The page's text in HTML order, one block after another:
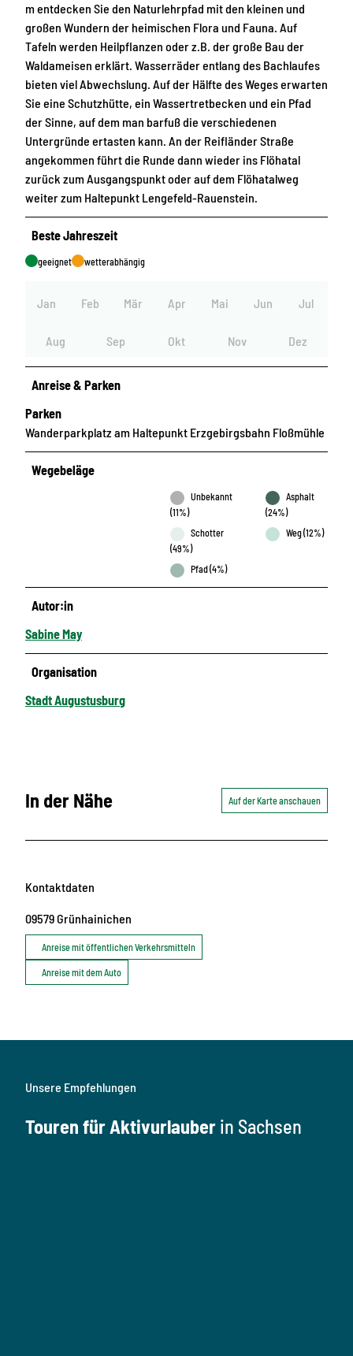
m entdecken Sie den Naturlehrpfad mit den kleinen und
großen Wundern der heimischen Flora und Fauna. Auf
Tafeln werden Heilpflanzen oder z.B. der große Bau der
Waldameisen erklärt. Wasserräder entlang des Bachlaufes
bieten viel Abwechslung. Auf der Hälfte des Weges erwarten
Sie eine Schutzhütte, ein Wassertretbecken und ein Pfad
der Sinne, auf dem man barfuß die verschiedenen
Untergründe ertasten kann. An der Reifländer Straße
angekommen führt die Runde dann wieder ins Flöhatal
zurück zum Ausgangspunkt oder auf dem Flöhatalweg
weiter zum Haltepunkt Lengefeld-Rauenstein.
Beste Jahreszeit
geeignet wetterabhängig
Jan Feb Mär Apr Mai Jun Jul
Aug Sep Okt Nov Dez
Anreise & Parken
Parken
Wanderparkplatz am Haltepunkt Erzgebirgsbahn Floßmühle
Wegebeläge
Unbekannt
(11%)
Asphalt
(24%)
Schotter
(49%)
Weg (12%)
Pfad (4%)
Autor:in
Sabine May
Organisation
Stadt Augustusburg
In der Nähe Auf der Karte anschauen
Kontaktdaten
09579Grünhainichen
Anreise mit öffentlichen Verkehrsmitteln
Anreise mit dem Auto
Unsere Empfehlungen
Touren für Aktivurlauber in Sachsen